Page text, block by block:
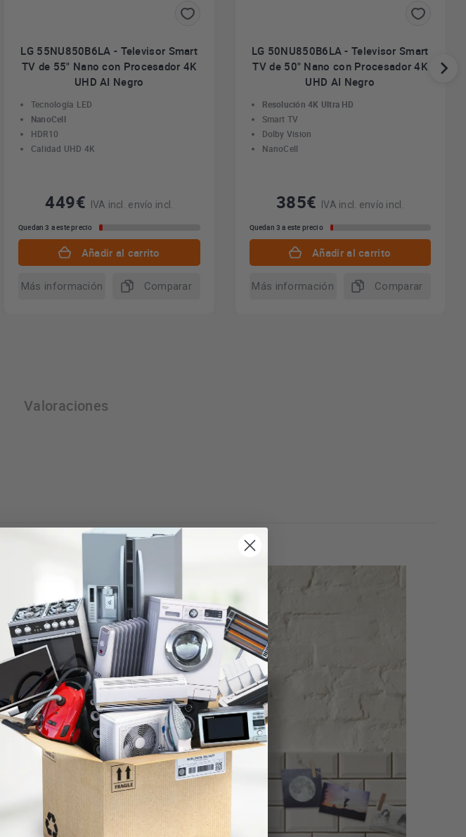
LG 55NU850B6LA - Televisor Smart
TV de 55" Nano con Procesador 4K
UHD AI Negro
Tecnología LED
NanoCell
HDR10
Calidad UHD 4K
449€ IVA incl. envío incl.
Quedan 3 a este precio
Añadir al carrito
Más información Comparar
LG 50NU850B6LA - Televisor Smart
TV de 50" Nano con Procesador 4K
UHD AI Negro
Resolución 4K Ultra HD
Smart TV
Dolby Vision
NanoCell
385€ IVA incl. envío incl.
Quedan 3 a este precio
Añadir al carrito
Más información Comparar
Valoraciones